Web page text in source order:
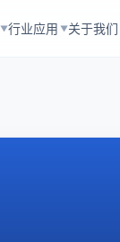
▼行业应用 ▼关于我们